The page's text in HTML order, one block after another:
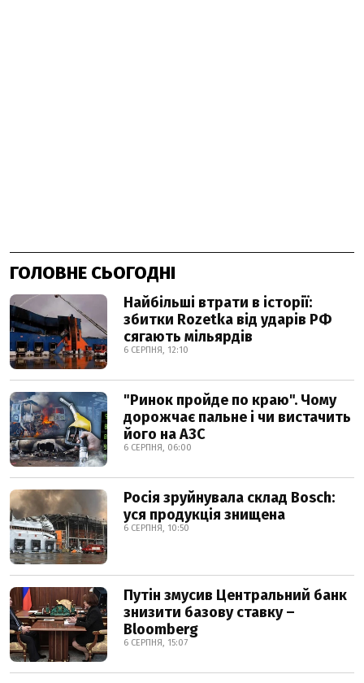
ГОЛОВНЕ СЬОГОДНІ
Найбільші втрати в історії:
збитки Rozetka від ударів РФ
сягають мільярдів
6 СЕРПНЯ, 12:10
"Ринок пройде по краю". Чому
дорожчає пальне і чи вистачить
його на АЗС
6 СЕРПНЯ, 06:00
Росія зруйнувала склад Bosch:
уся продукція знищена
6 СЕРПНЯ, 10:50
Путін змусив Центральний банк
знизити базову ставку –
Bloomberg
6 СЕРПНЯ, 15:07